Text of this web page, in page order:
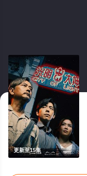
更新至15集